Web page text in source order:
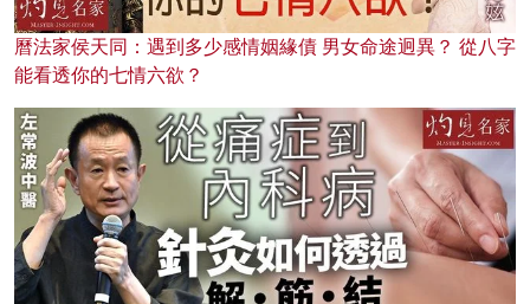
曆法家侯天同：遇到多少感情姻緣債 男女命途迥異？ 從八字
能看透你的七情六欲？